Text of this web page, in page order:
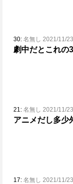
30: 名無し 2021/11/
劇中だとこれの
21: 名無し 2021/11/
アニメだし多少
17: 名無し 2021/11/